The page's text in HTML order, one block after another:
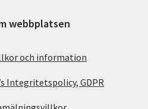
webbplatsen
och information
Integritetspolicy, GDPR